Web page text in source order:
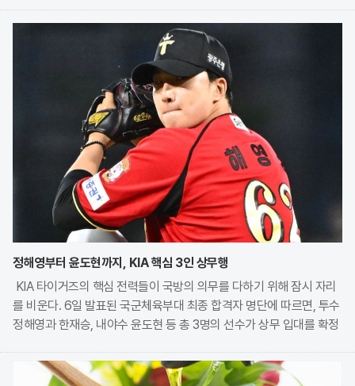
정해영부터 윤도현까지, KIA 핵심 3인 상무행
KIA 타이거즈의 핵심 전력들이 국방의 의무를 다하기 위해 잠시 자리
를 비운다. 6일 발표된 국군체육부대 최종 합격자 명단에 따르면, 투수
정해영과 한재승, 내야수 윤도현 등 총 3명의 선수가 상무 입대를 확정
을 보였으나, 최종적으로 구단과